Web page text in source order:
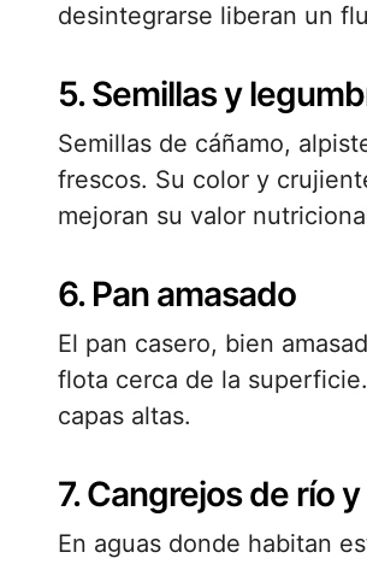
desintegrarse liberan un
5. Semillas y
Semillas de cáñamo,
frescos. Su color y
mejoran su valor
6. Pan amasado
El pan casero, bien
flota cerca de la
capas altas.
7. Cangrejos de río
En aguas donde habitan